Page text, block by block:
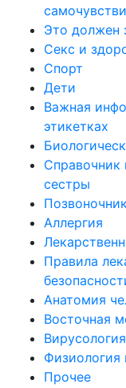
Это должен
Секс и
Спорт
Дети
Важная
этикетках
Справочник
сестры
Позвоночник
Аллергия
Правила
Aнатомия
Восточная
Вирусология
Физиология
Прочее